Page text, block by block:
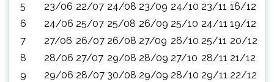
5
23/06 22/07 24/08 23/09 24/10 23/11 16/12
6
24/06 25/07 25/08 26/09 25/10 24/11 19/12
7
27/06 26/07 26/08 27/09 26/10 25/11 20/12
8
28/06 27/07 29/08 28/09 27/10 28/11 21/12
9
29/06 28/07 30/08 29/09 28/10 29/11 22/12